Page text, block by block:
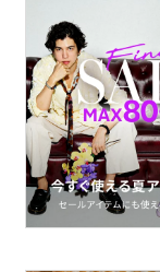
ヘアアクセサリー
マタニティウェア・
ー用品
スーツ・フォーマル
水着・スイムグッズ